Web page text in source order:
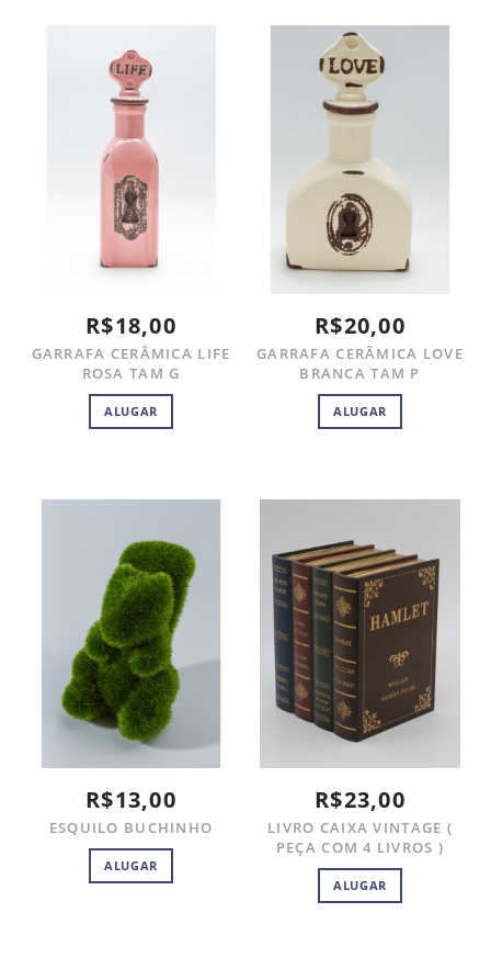
R$18,00
GARRAFA CERÂMICA LIFE
ROSA TAM G
ALUGAR
R$20,00
GARRAFA CERÂMICA LOVE
BRANCA TAM P
ALUGAR
R$13,00
ESQUILO BUCHINHO
ALUGAR
R$23,00
LIVRO CAIXA VINTAGE (
PEÇA COM 4 LIVROS )
ALUGAR